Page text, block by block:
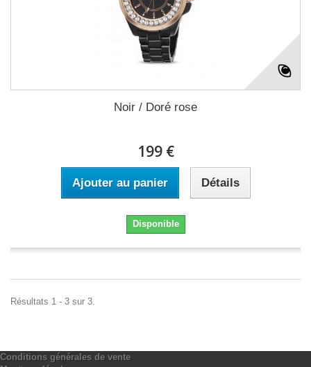
Noir / Doré rose
199 €
Ajouter au panier Détails
Disponible
Résultats 1 - 3 sur 3.
Conditions générales de vente